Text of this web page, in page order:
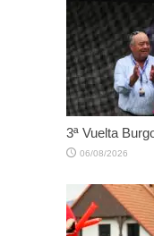
3ª Vuelta
06/08/2026